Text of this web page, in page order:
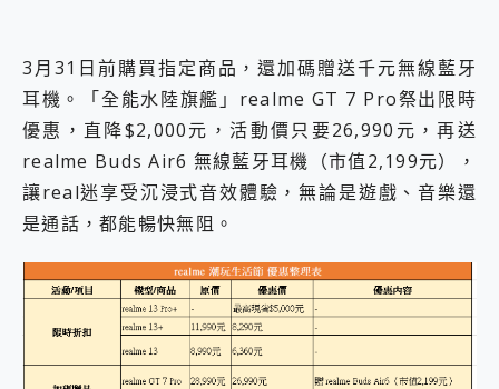
3月31日前購買指定商品，還加碼贈送千元無線藍牙
耳機。「全能水陸旗艦」realme GT 7 Pro祭出限時
優惠，直降$2,000元，活動價只要26,990元，再送
realme Buds Air6 無線藍牙耳機（市值2,199元），
讓real迷享受沉浸式音效體驗，無論是遊戲、音樂還
是通話，都能暢快無阻。